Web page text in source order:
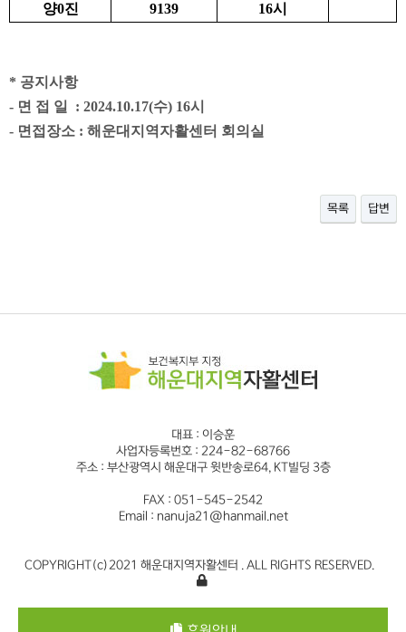
양0진 9139 16시
* 공지사항
- 면 접 일 : 2024.10.17(수) 16시
- 면접장소 : 해운대지역자활센터 회의실
목록 답변
대표 : 이승훈
사업자등록번호 : 224-82-68766
주소 : 부산광역시 해운대구 윗반송로64, KT빌딩 3층
FAX : 051-545-2542
Email : nanuja21@hanmail.net
COPYRIGHT(c)2021 해운대지역자활센터 . ALL RIGHTS RESERVED.